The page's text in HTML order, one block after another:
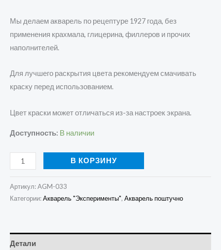
Мы делаем акварель по рецептуре 1927 года, без
применения крахмала, глицерина, филлеров и прочих
наполнителей.
Для лучшего раскрытия цвета рекомендуем смачивать
краску перед использованием.
Цвет краски может отличаться из-за настроек экрана.
Доступность: В наличии
В КОРЗИНУ
Артикул:AGM-033
Категории:Акварель "Эксперименты", Акварель поштучно
Детали